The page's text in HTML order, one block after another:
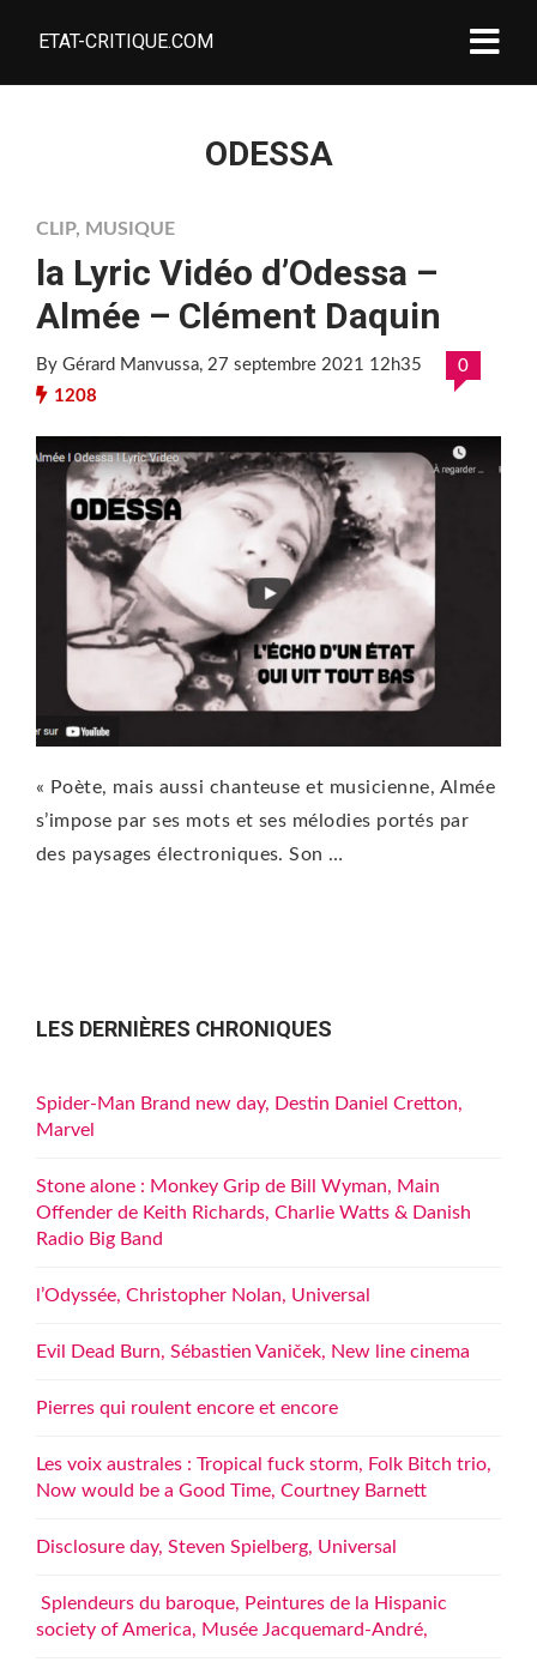
ETAT-CRITIQUE.COM
ODESSA
CLIP, MUSIQUE
la Lyric Vidéo d’Odessa –
Almée – Clément Daquin
By Gérard Manvussa, 27 septembre 2021 12h35
0
1208
« Poète, mais aussi chanteuse et musicienne, Almée
s’impose par ses mots et ses mélodies portés par
des paysages électroniques. Son …
LES DERNIÈRES CHRONIQUES
Spider-Man Brand new day, Destin Daniel Cretton,
Marvel
Stone alone : Monkey Grip de Bill Wyman, Main
Offender de Keith Richards, Charlie Watts & Danish
Radio Big Band
l’Odyssée, Christopher Nolan, Universal
Evil Dead Burn, Sébastien Vaniček, New line cinema
Pierres qui roulent encore et encore
Les voix australes : Tropical fuck storm, Folk Bitch trio,
Now would be a Good Time, Courtney Barnett
Disclosure day, Steven Spielberg, Universal
Splendeurs du baroque, Peintures de la Hispanic
society of America, Musée Jacquemard-André,